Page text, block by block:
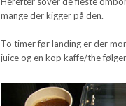
mange der kigger på den.
To timer før landing er der
juice og en kop kaffe/the